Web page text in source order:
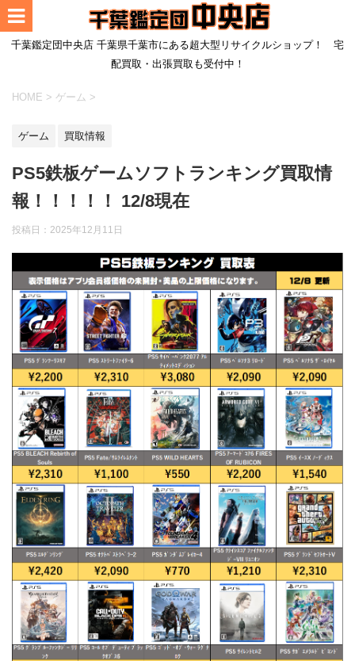
千葉鑑定団中央店 千葉県千葉市にある超大型リサイクルショップ！ 宅
配買取・出張買取も受付中！
HOME > ゲーム >
ゲーム 買取情報
PS5鉄板ゲームソフトランキング買取情
報！！！！！ 12/8現在
投稿日： 2025年12月11日